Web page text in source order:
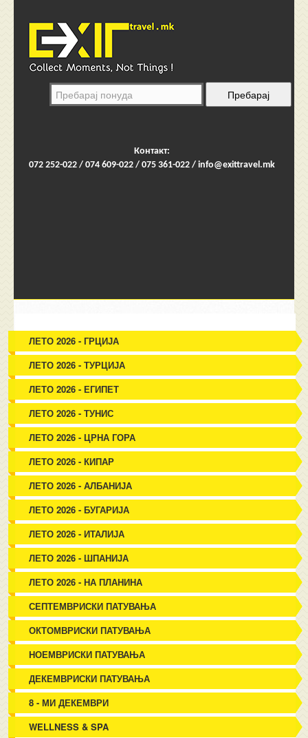
Контакт:
072 252-022 / 074 609-022 / 075 361-022 / info@exittravel.mk
ЛЕТО 2026 - ГРЦИЈА
ЛЕТО 2026 - ТУРЦИЈА
ЛЕТО 2026 - ЕГИПЕТ
ЛЕТО 2026 - ТУНИС
ЛЕТО 2026 - ЦРНА ГОРА
ЛЕТО 2026 - КИПАР
ЛЕТО 2026 - АЛБАНИЈА
ЛЕТО 2026 - БУГАРИЈА
ЛЕТО 2026 - ИТАЛИЈА
ЛЕТО 2026 - ШПАНИЈА
ЛЕТО 2026 - НА ПЛАНИНА
СЕПТЕМВРИСКИ ПАТУВАЊА
ОКТОМВРИСКИ ПАТУВАЊА
НОЕМВРИСКИ ПАТУВАЊА
ДЕКЕМВРИСКИ ПАТУВАЊА
8 - МИ ДЕКЕМВРИ
WELLNESS & SPA